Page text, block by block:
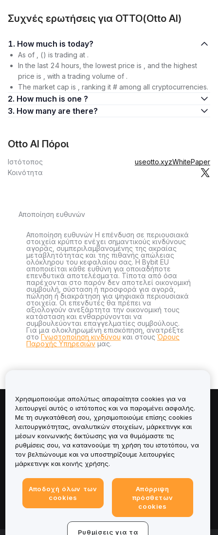
Συχνές ερωτήσεις για OTTO(Otto AI)
1. How much is today?
As of , () is trading at .
In the last 24 hours, the lowest price is , and the highest
price is , with a trading volume of .
The market cap is , ranking it # among all cryptocurrencies.
2. How much is one ?
3. How many are there?
Otto AI Πόροι
Ιστότοπος useotto.xyzWhitePaper
Κοινότητα
Αποποίηση ευθυνών
Αποποίηση ευθυνών Η επένδυση σε περιουσιακά
στοιχεία κρύπτο ενέχει σημαντικούς κινδύνους
αγοράς, συμπεριλαμβανομένης της ακραίας
μεταβλητότητας και της πιθανής απώλειας
ολόκληρου του κεφαλαίου σας. Η Bybit EU
αποποιείται κάθε ευθύνη για οποιαδήποτε
επενδυτικά αποτελέσματα. Τίποτα από όσα
παρέχονται στο παρόν δεν αποτελεί οικονομική
συμβουλή, σύσταση ή προσφορά για αγορά,
πώληση ή διακράτηση για ψηφιακά περιουσιακά
στοιχεία. Οι επενδυτές θα πρέπει να
αξιολογούν ανεξάρτητα την οικονομική τους
κατάσταση και ενθαρρύνονται να
συμβουλεύονται επαγγελματίες συμβούλους.
Για μια ολοκληρωμένη επισκόπηση, ανατρέξτε
στοΓνωστοποίηση κινδύνου και στους Όρους
Παροχής Υπηρεσιών μας.
Πληροφορίες για
Υπηρεσίες
Υποστήριξη
Προϊόντα
Νομικά
Χρησιμοποιούμε απολύτως απαραίτητα cookies για να
λειτουργεί αυτός ο ιστότοπος και να παραμένει ασφαλής.
Με τη συγκατάθεσή σου, χρησιμοποιούμε επίσης cookies
λειτουργικότητας, αναλυτικών στοιχείων, μάρκετινγκ και
μέσων κοινωνικής δικτύωσης για να θυμόμαστε τις
ρυθμίσεις σου, να κατανοούμε τη χρήση του ιστοτόπου, να
τον βελτιώνουμε και να υποστηρίζουμε λειτουργίες
μάρκετινγκ και κοινής χρήσης.
Αποδοχή όλων των
cookies
Απόρριψη
πρόσθετων
cookies
Ρυθμίσεις για τα